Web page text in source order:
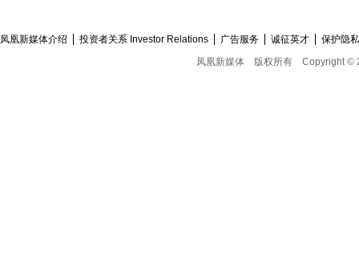
凤凰新媒体介绍 投资者关系 Investor Relations 广告服务 诚征英才
保护隐
凤凰新媒体
版权所有 Copyright ©